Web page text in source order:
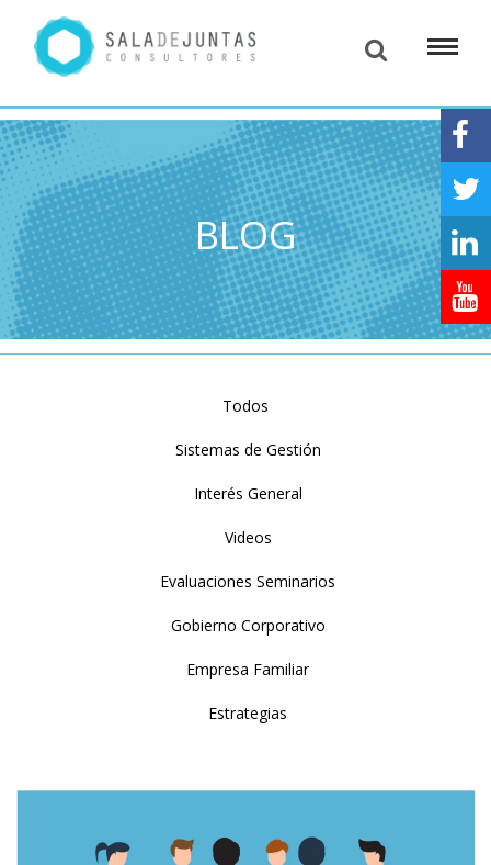
BLOG
Todos
Sistemas de Gestión
Interés General
Videos
Evaluaciones Seminarios
Gobierno Corporativo
Empresa Familiar
Estrategias